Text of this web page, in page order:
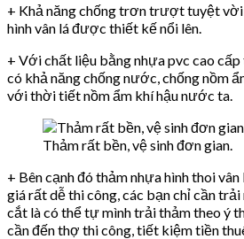
+ Khả năng chống trơn trượt tuyệt
hình vân lá được thiết kế nổi lên.
+ Với chất liệu bằng nhựa pvc cao
có khả năng chống nước, chống nồm
với thời tiết nồm ẩm khí hậu nước ta.
Thảm rất bền, vệ sinh đơn gian.
+ Bên cạnh đó thảm nhựa hình thoi
giá rất dễ thi công, các bạn chỉ cần
cắt là có thể tự mình trải thảm theo ý
cần đến thợ thi công, tiết kiệm tiền